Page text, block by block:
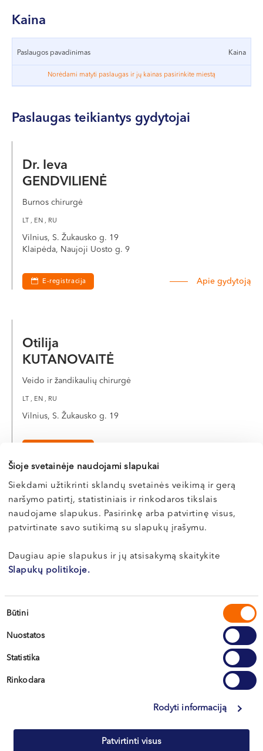
Šioje svetainėje naudojami slapukai
Siekdami užtikrinti sklandų svetainės veikimą ir gerą
naršymo patirtį, statistiniais ir rinkodaros tikslais
naudojame slapukus. Pasirinkę arba patvirtinę visus,
patvirtinate savo sutikimą su slapukų įrašymu.
Daugiau apie slapukus ir jų atsisakymą skaitykite
Slapukų politikoje.
Sutikimo
Būtini
Nuostatos
Statistika
Rinkodara
Rodyti informaciją
Patvirtinti visus
Klaipėda
I-V 08:00 - 20:00
Naujoji Uosto g. 9
VI 09:00 - 15:00
VII --
J. Basanavičiaus g. 80
Darbo laikas:
I-V 08:00 - 20:00
VI, VII --
Kaina
Paslaugos pavadinimas Kaina
Norėdami matyti paslaugas ir jų kainas pasirinkite miestą
Paslaugas teikiantys gydytojai
Dr. Ieva
GENDVILIENĖ
Burnos chirurgė
LT , EN , RU
Vilnius, S. Žukausko g. 19
Klaipėda, Naujoji Uosto g. 9
E-registracija Apie gydytoją
Otilija
KUTANOVAITĖ
Veido ir žandikaulių chirurgė
LT , EN , RU
Vilnius, S. Žukausko g. 19
Dr. Rokas
BORUSEVIČIUS
LT , EN
Apie gydytoją